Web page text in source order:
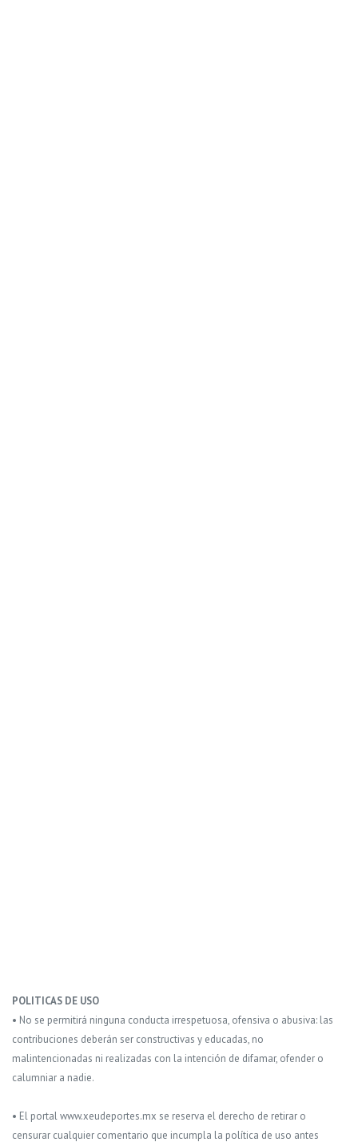
POLITICAS DE USO
• No se permitirá ninguna conducta irrespetuosa, ofensiva o abusiva: las
contribuciones deberán ser constructivas y educadas, no
malintencionadas ni realizadas con la intención de difamar, ofender o
calumniar a nadie.
• El portal www.xeudeportes.mx se reserva el derecho de retirar o
censurar cualquier comentario que incumpla la política de uso antes